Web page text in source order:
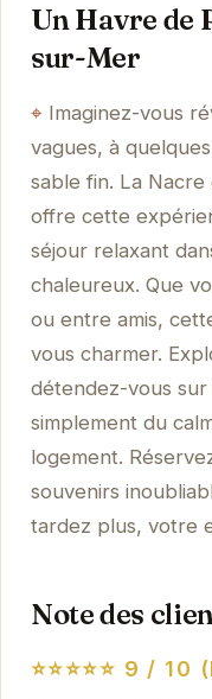
Un Havre de
sur-Mer
Imaginez-vous
vagues, à
sable fin. La
offre cette
séjour relaxant
chaleureux. Que
ou entre amis,
vous charmer.
détendez-vous
simplement du
logement.
souvenirs
tardez plus, votre
Note des
⭐⭐⭐⭐⭐ 9 / 10